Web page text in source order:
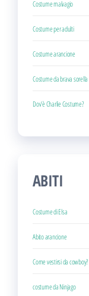
Costume malvagio
Costume per adulti
Costume arancione
Costume da brava sorella
Dov’è Charlie Costume?
ABITI
Costume di Elsa
Abito arancione
Come vestirsi da cowboy?
costume da Ninjago